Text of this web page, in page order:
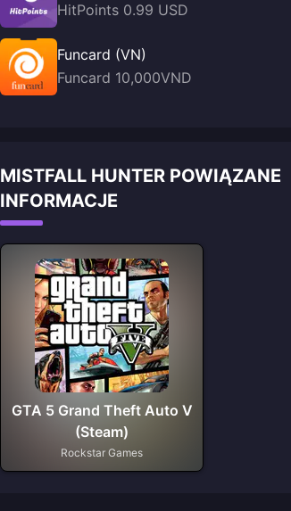
HitPoints 0.99 USD
Funcard (VN)
Funcard 10,000VND
MISTFALL HUNTER POWIĄZANE
INFORMACJE
GTA 5 Grand Theft Auto V
(Steam)
Rockstar Games